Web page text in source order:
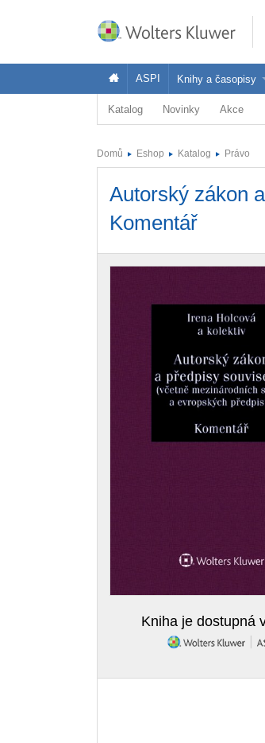
ASPI Knihy a časopisy
Knihy
Katalog Novinky Akce
Domů Eshop Katalog Právo
Autorský zákon
Komentář
Kniha je dostupná